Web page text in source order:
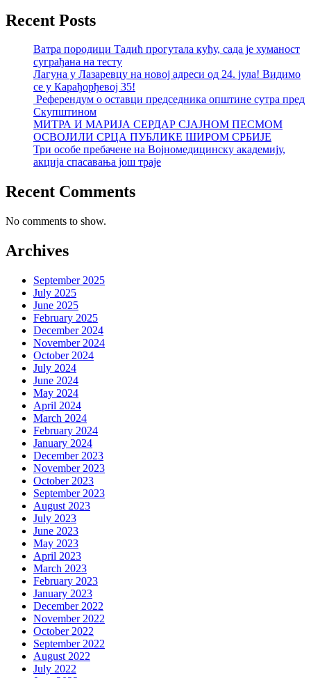
Recent Posts
Ватра породици Тадић прогутала кућу, сада је хуманост
суграђана на тесту
Лагуна у Лазаревцу на новој адреси од 24. јула! Видимо
се у Карађорђевој 35!
Референдум о оставци председника општине сутра пред
Скупштином
МИТРА И МАРИЈА СЕРДАР СЈАЈНОМ ПЕСМОМ
ОСВОЈИЛИ СРЦА ПУБЛИКЕ ШИРОМ СРБИЈЕ
Три особе пребачене на Војномедицинску академију,
акција спасавања још траје
Recent Comments
No comments to show.
Archives
September 2025
July 2025
June 2025
February 2025
December 2024
November 2024
October 2024
July 2024
June 2024
May 2024
April 2024
March 2024
February 2024
January 2024
December 2023
November 2023
October 2023
September 2023
August 2023
July 2023
June 2023
May 2023
April 2023
March 2023
February 2023
January 2023
December 2022
November 2022
October 2022
September 2022
August 2022
July 2022